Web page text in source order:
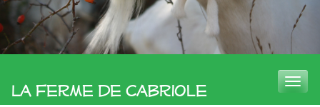
La Ferme de Cabriole
Toggle